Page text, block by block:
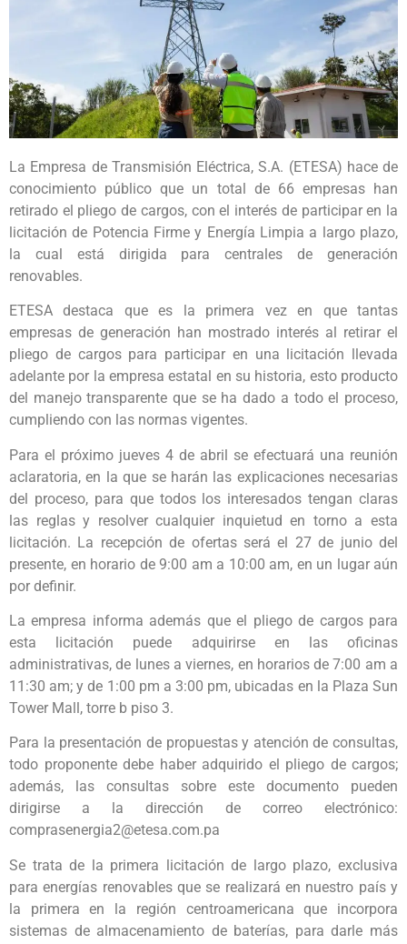
La Empresa de Transmisión Eléctrica, S.A. (ETESA) hace de
conocimiento público que un total de 66 empresas han
retirado el pliego de cargos, con el interés de participar en la
licitación de Potencia Firme y Energía Limpia a largo plazo,
la cual está dirigida para centrales de generación
renovables.
ETESA destaca que es la primera vez en que tantas
empresas de generación han mostrado interés al retirar el
pliego de cargos para participar en una licitación llevada
adelante por la empresa estatal en su historia, esto producto
del manejo transparente que se ha dado a todo el proceso,
cumpliendo con las normas vigentes.
Para el próximo jueves 4 de abril se efectuará una reunión
aclaratoria, en la que se harán las explicaciones necesarias
del proceso, para que todos los interesados tengan claras
las reglas y resolver cualquier inquietud en torno a esta
licitación. La recepción de ofertas será el 27 de junio del
presente, en horario de 9:00 am a 10:00 am, en un lugar aún
por definir.
La empresa informa además que el pliego de cargos para
esta licitación puede adquirirse en las oficinas
administrativas, de lunes a viernes, en horarios de 7:00 am a
11:30 am; y de 1:00 pm a 3:00 pm, ubicadas en la Plaza Sun
Tower Mall, torre b piso 3.
Para la presentación de propuestas y atención de consultas,
todo proponente debe haber adquirido el pliego de cargos;
además, las consultas sobre este documento pueden
dirigirse a la dirección de correo electrónico:
comprasenergia2@etesa.com.pa
Se trata de la primera licitación de largo plazo, exclusiva
para energías renovables que se realizará en nuestro país y
la primera en la región centroamericana que incorpora
sistemas de almacenamiento de baterías, para darle más